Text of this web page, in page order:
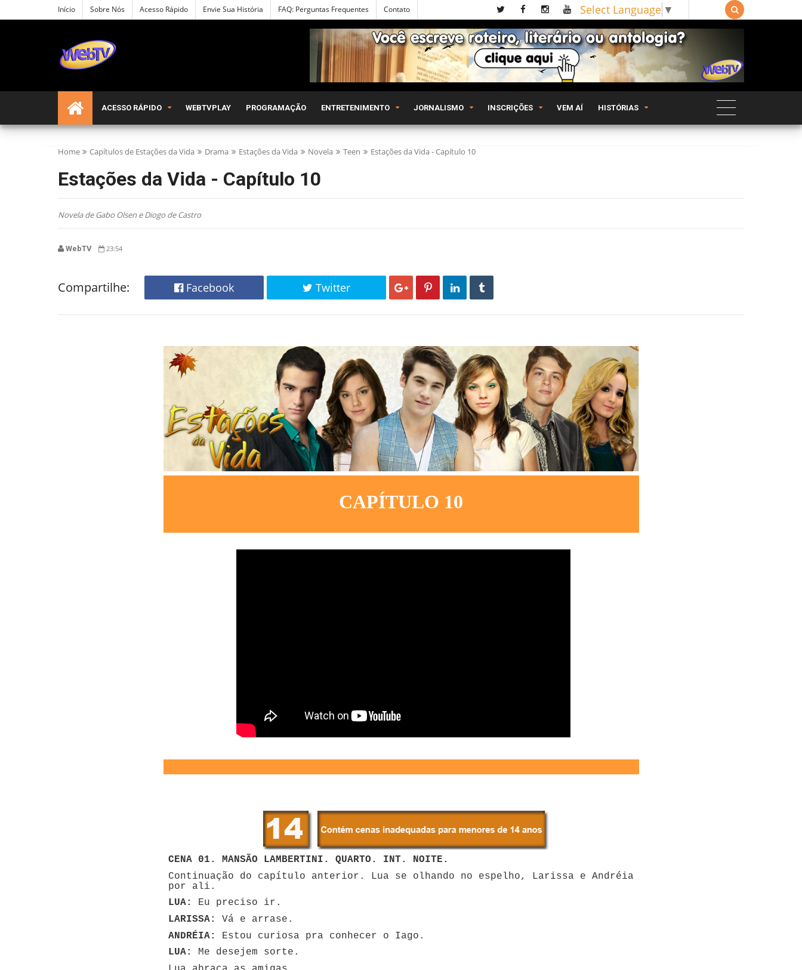
Início Sobre Nós Acesso Rápido Envie Sua História FAQ: Perguntas Frequentes Contato Select Language ▼ 
ACESSO RÁPIDO WEBTVPLAY PROGRAMAÇÃO ENTRETENIMENTO JORNALISMO INSCRIÇÕES VEM AÍ HISTÓRIAS
Home Capítulos de Estações da Vida Drama Estações da Vida Novela Teen Estações da Vida - Capítulo 10
Estações da Vida - Capítulo 10
Novela de Gabo Olsen e Diogo de Castro
WebTV 23:54
Compartilhe: Facebook Twitter
CAPÍTULO 10
CENA 01. MANSÃO LAMBERTINI. QUARTO. INT. NOITE.
Continuação do capítulo anterior. Lua se olhando no espelho, Larissa e Andréia
por ali.
LUA:
Eu preciso ir.
LARISSA:
Vá e arrase.
ANDRÉIA:
Estou curiosa pra conhecer o Iago.
LUA:
Me desejem sorte.